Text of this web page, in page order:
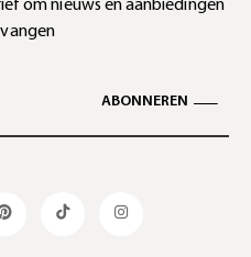
om nieuws en aanbiedingen
ABONNEREN